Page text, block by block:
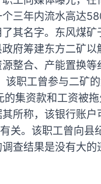
三年内流水高达
其名字。东风煤矿
府筹建东方二矿以
整合、产能置换等
该职工曾参与二矿
的集资款和工资被
所称，该银行账户
关。该职工曾向县
查结果是没有大的